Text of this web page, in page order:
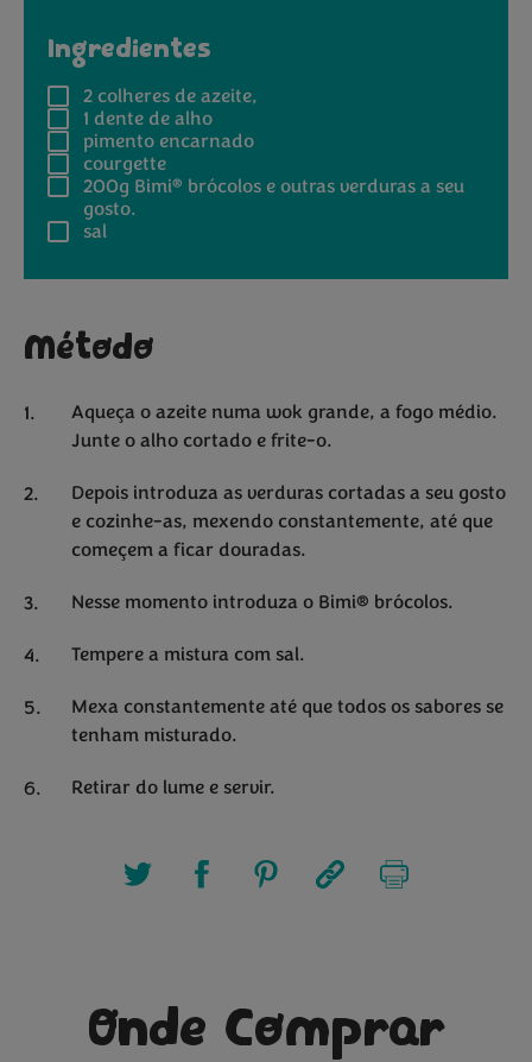
Ingredientes
2 colheres de azeite,
1 dente de alho
pimento encarnado
courgette
200g Bimi® brócolos e outras verduras a seu
gosto.
sal
Método
Aqueça o azeite numa wok grande, a fogo médio.
Junte o alho cortado e frite-o.
Depois introduza as verduras cortadas a seu gosto
e cozinhe-as, mexendo constantemente, até que
começem a ficar douradas.
Nesse momento introduza o Bimi® brócolos.
Tempere a mistura com sal.
Mexa constantemente até que todos os sabores se
tenham misturado.
Retirar do lume e servir.
Onde Comprar